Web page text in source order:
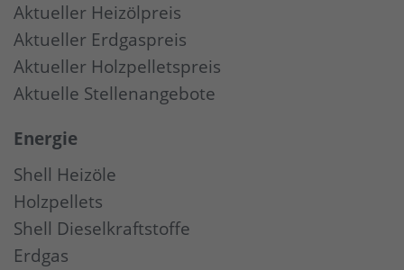
Aktueller Heizölpreis
Aktueller Erdgaspreis
Aktueller Holzpelletspreis
Aktuelle Stellenangebote
Energie
Shell Heizöle
Holzpellets
Shell Dieselkraftstoffe
Erdgas